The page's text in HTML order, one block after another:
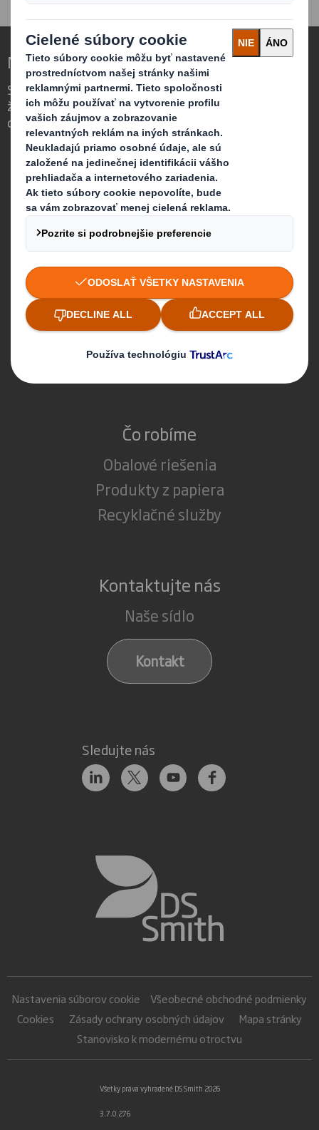
Nová definícia obalov pre meniaci sa svet
Sme iní, pretože vidíme príležitosť v tom,
že obaly zohrávajú silnú úlohu vo svete
okolo nás.
Kto sme
Viac o DS Smith
Viac o International Paper
O spojení DS Smith a International Paper
Média
Udržateľnosť
Protispoločenská činnosť
Kariéra
Čo robíme
Obalové riešenia
Produkty z papiera
Recyklačné služby
Kontaktujte nás
Naše sídlo
Kontakt
Sledujte nás
Nastavenia súborov cookie
Všeobecné obchodné podmienky
Cookies
Zásady ochrany osobných údajov
Mapa stránky
Stanovisko k modernému otroctvu
Všetky práva vyhradené DS Smith 2026
3.7.0.276